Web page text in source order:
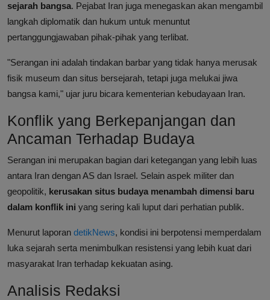
sejarah bangsa. Pejabat Iran juga menegaskan akan mengambil
langkah diplomatik dan hukum untuk menuntut
pertanggungjawaban pihak-pihak yang terlibat.
"Serangan ini adalah tindakan barbar yang tidak hanya merusak
fisik museum dan situs bersejarah, tetapi juga melukai jiwa
bangsa kami," ujar juru bicara kementerian kebudayaan Iran.
Konflik yang Berkepanjangan dan
Ancaman Terhadap Budaya
Serangan ini merupakan bagian dari ketegangan yang lebih luas
antara Iran dengan AS dan Israel. Selain aspek militer dan
geopolitik, kerusakan situs budaya menambah dimensi baru
dalam konflik ini yang sering kali luput dari perhatian publik.
Menurut laporan detikNews, kondisi ini berpotensi memperdalam
luka sejarah serta menimbulkan resistensi yang lebih kuat dari
masyarakat Iran terhadap kekuatan asing.
Analisis Redaksi